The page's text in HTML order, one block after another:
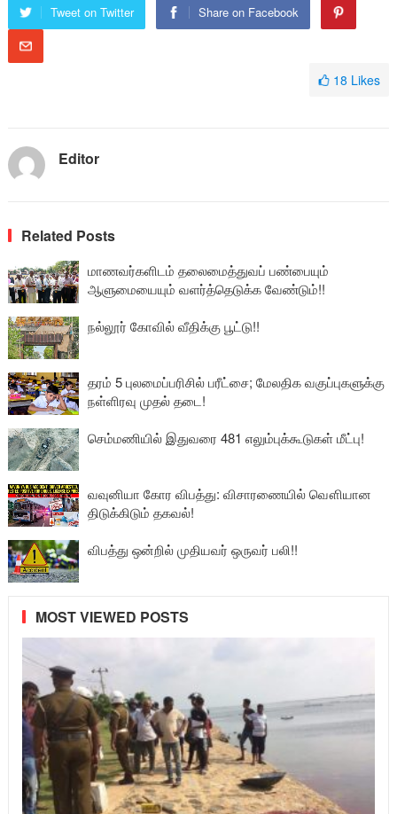
Tweet on Twitter Share on Facebook
18 Likes
Editor
Related Posts
மாணவர்களிடம் தலைமைத்துவப் பண்பையும்
ஆளுமையையும் வளர்த்தெடுக்க வேண்டும்!!
நல்லூர் கோவில் வீதிக்கு பூட்டு!!
தரம் 5 புலமைப்பரிசில் பரீட்சை; மேலதிக வகுப்புகளுக்கு
நள்ளிரவு முதல் தடை!
செம்மணியில் இதுவரை 481 எலும்புக்கூடுகள் மீட்பு!
வவுனியா கோர விபத்து: விசாரணையில் வௌியான
திடுக்கிடும் தகவல்!
விபத்து ஒன்றில் முதியவர் ஒருவர் பலி!!
MOST VIEWED POSTS